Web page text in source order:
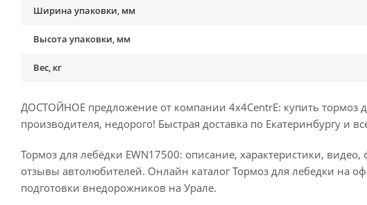
Ширина упаковки, мм
Высота упаковки, мм
Вес, кг
ДОСТОЙНОЕ предложение от компании 4x4CentrE: купить тормоз
производителя, недорого! Быстрая доставка по Екатеринбургу и
Тормоз для лебёдки EWN17500: описание, характеристики,
отзывы автолюбителей. Онлайн каталог Тормоз для лебедки на
подготовки внедорожников на Урале.